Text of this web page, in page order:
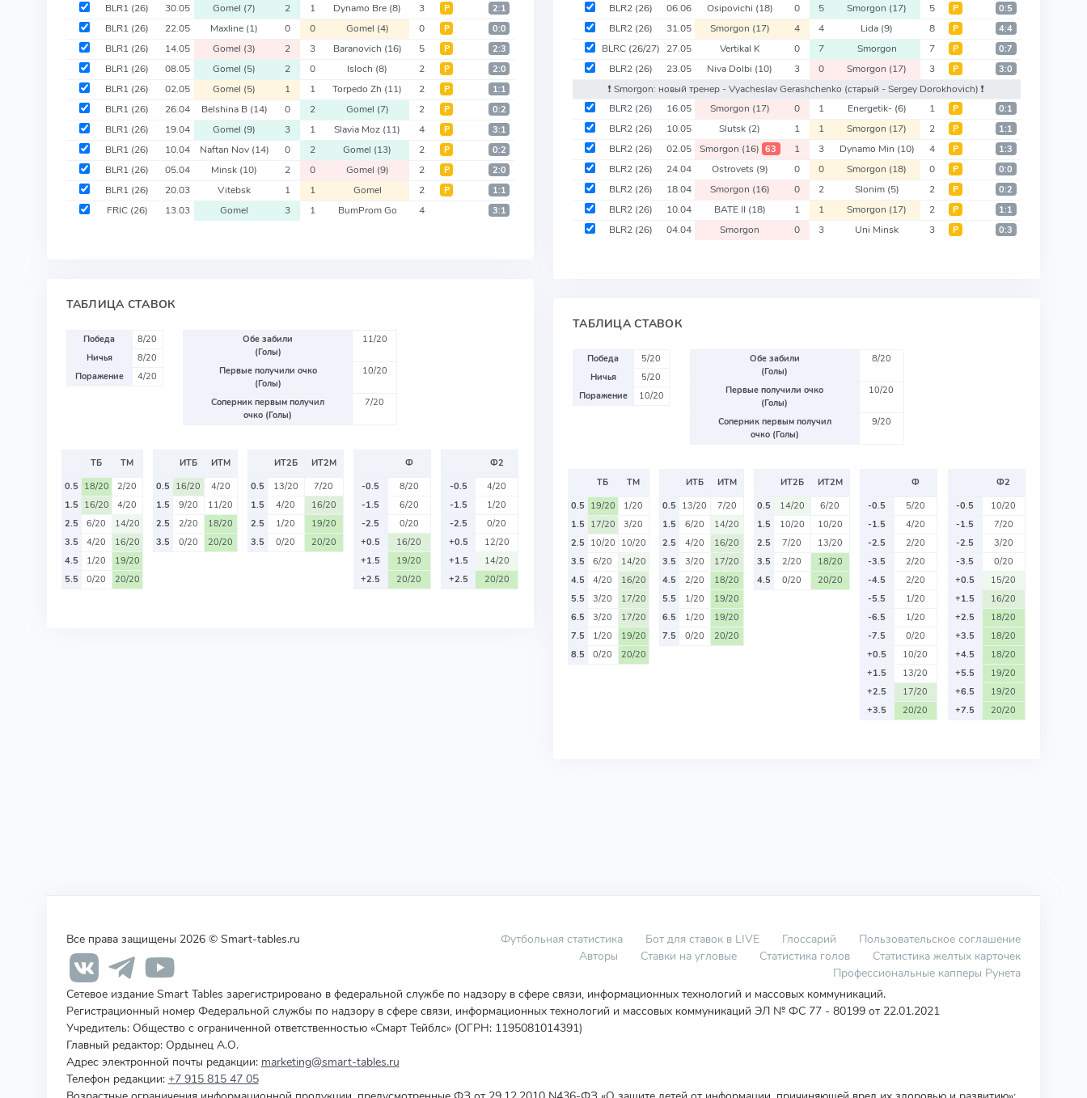
BLR1 (26) 30.05 Gomel (7) 2 1 Dynamo Bre (8) 3 Р 2:1
BLR1 (26) 22.05 Maxline (1) 0 0 Gomel (4) 0 Р 0:0
BLR1 (26) 14.05 Gomel (3) 2 3 Baranovich (16) 5 Р 2:3
BLR1 (26) 08.05 Gomel (5) 2 0 Isloch (8) 2 Р 2:0
BLR1 (26) 02.05 Gomel (5) 1 1 Torpedo Zh (11) 2 Р 1:1
BLR1 (26) 26.04 Belshina B (14) 0 2 Gomel (7) 2 Р 0:2
BLR1 (26) 19.04 Gomel (9) 3 1 Slavia Moz (11) 4 Р 3:1
BLR1 (26) 10.04 Naftan Nov (14) 0 2 Gomel (13) 2 Р 0:2
BLR1 (26) 05.04 Minsk (10) 2 0 Gomel (9) 2 Р 2:0
BLR1 (26) 20.03 Vitebsk 1 1 Gomel 2 Р 1:1
FRIC (26) 13.03 Gomel 3 1 BumProm Go 4 3:1
ТАБЛИЦА СТАВОК
Победа
8/20
Ничья
8/20
Поражение
4/20
Обе забили
(Голы)
11/20
Первые получили очко
(Голы)
10/20
Соперник первым получил
очко (Голы)
7/20
ТБ
ТМ
0.5 18/20
2/20
1.5 16/20
4/20
2.5
6/20
14/20
3.5
4/20
16/20
4.5
1/20
19/20
5.5
0/20 20/20
ИТБ
ИТМ
0.5 16/20
4/20
1.5
9/20
11/20
2.5
2/20
18/20
3.5
0/20 20/20
ИТ2Б
ИТ2М
0.5
13/20
7/20
1.5
4/20
16/20
2.5
1/20
19/20
3.5
0/20 20/20
Ф
-0.5
8/20
-1.5
6/20
-2.5
0/20
+0.5
16/20
+1.5
19/20
+2.5
20/20
Ф2
-0.5
4/20
-1.5
1/20
-2.5
0/20
+0.5
12/20
+1.5
14/20
+2.5
20/20
BLR2 (26) 06.06 Osipovichi (18) 0 5 Smorgon (17) 5 Р 0:5
BLR2 (26) 31.05 Smorgon (17) 4 4 Lida (9) 8 Р 4:4
BLRC (26/27) 27.05 Vertikal K 0 7 Smorgon 7 Р 0:7
BLR2 (26) 23.05 Niva Dolbi (10) 3 0 Smorgon (17) 3 Р 3:0
❗️ Smorgon: новый тренер - Vyacheslav Gerashchenko (старый - Sergey Dorokhovich) ❗️
BLR2 (26) 16.05 Smorgon (17) 0 1 Energetik- (6) 1 Р 0:1
BLR2 (26) 10.05 Slutsk (2) 1 1 Smorgon (17) 2 Р 1:1
BLR2 (26) 02.05 Smorgon (16) 63 1 3 Dynamo Min (10) 4 Р 1:3
BLR2 (26) 24.04 Ostrovets (9) 0 0 Smorgon (18) 0 Р 0:0
BLR2 (26) 18.04 Smorgon (16) 0 2 Slonim (5) 2 Р 0:2
BLR2 (26) 10.04 BATE II (18) 1 1 Smorgon (17) 2 Р 1:1
BLR2 (26) 04.04 Smorgon 0 3 Uni Minsk 3 Р 0:3
ТАБЛИЦА СТАВОК
Победа
5/20
Ничья
5/20
Поражение
10/20
Обе забили
(Голы)
8/20
Первые получили очко
(Голы)
10/20
Соперник первым получил
очко (Голы)
9/20
ТБ
ТМ
0.5 19/20
1/20
1.5 17/20
3/20
2.5 10/20 10/20
3.5
6/20
14/20
4.5
4/20
16/20
5.5
3/20
17/20
6.5
3/20
17/20
7.5
1/20
19/20
8.5
0/20 20/20
ИТБ
ИТМ
0.5 13/20
7/20
1.5
6/20
14/20
2.5
4/20
16/20
3.5
3/20
17/20
4.5
2/20
18/20
5.5
1/20
19/20
6.5
1/20
19/20
7.5
0/20 20/20
ИТ2Б
ИТ2М
0.5
14/20
6/20
1.5
10/20
10/20
2.5
7/20
13/20
3.5
2/20
18/20
4.5
0/20 20/20
Ф
-0.5
5/20
-1.5
4/20
-2.5
2/20
-3.5
2/20
-4.5
2/20
-5.5
1/20
-6.5
1/20
-7.5
0/20
+0.5
10/20
+1.5
13/20
+2.5
17/20
+3.5
20/20
Ф2
-0.5
10/20
-1.5
7/20
-2.5
3/20
-3.5
0/20
+0.5
15/20
+1.5
16/20
+2.5
18/20
+3.5
18/20
+4.5
18/20
+5.5
19/20
+6.5
19/20
+7.5
20/20
Все права защищены 2026 © Smart-tables.ru Футбольная статистика Бот для ставок в LIVE Глоссарий
Пользовательское соглашение
Авторы
Ставки на угловые Статистика голов
Статистика желтых карточек
Профессиональные капперы Рунета
Сетевое издание Smart Tables зарегистрировано в федеральной службе по надзору в сфере связи, информационных технологий и массовых коммуникаций.
Регистрационный номер Федеральной службы по надзору в сфере связи, информационных технологий и массовых коммуникаций ЭЛ № ФС 77 - 80199 от 22.01.2021
Учредитель: Общество с ограниченной ответственностью «Смарт Тейблс» (ОГРН: 1195081014391)
Главный редактор: Ордынец А.О.
Адрес электронной почты редакции: marketing@smart-tables.ru
Телефон редакции: +7 915 815 47 05